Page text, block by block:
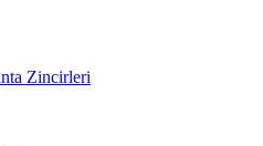
Zincirleri